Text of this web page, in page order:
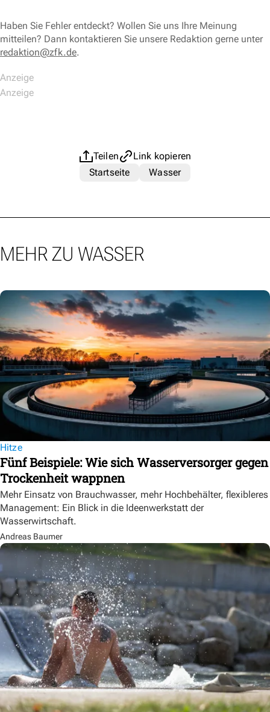
Haben Sie Fehler entdeckt? Wollen Sie uns Ihre Meinung
mitteilen? Dann kontaktieren Sie unsere Redaktion gerne unter
redaktion@zfk.de.
Teilen
Link kopieren
Startseite
Wasser
MEHR ZU WASSER
Hitze
Fünf Beispiele: Wie sich Wasserversorger gegen
Trockenheit wappnen
Mehr Einsatz von Brauchwasser, mehr Hochbehälter, flexibleres
Management: Ein Blick in die Ideenwerkstatt der
Wasserwirtschaft.
Andreas Baumer